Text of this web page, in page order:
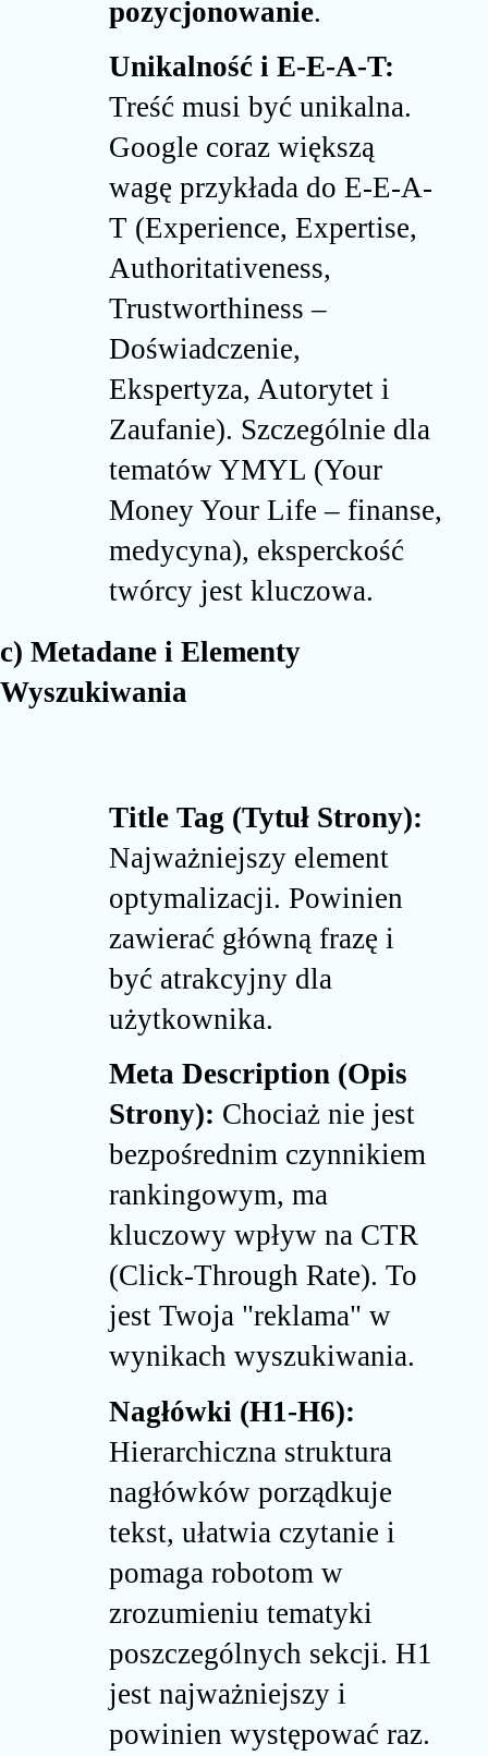
pozycjonowanie.
Unikalność i E-E-A-T:
Treść musi być unikalna.
Google coraz większą
wagę przykłada do E-E-A-
T (Experience, Expertise,
Authoritativeness,
Trustworthiness –
Doświadczenie,
Ekspertyza, Autorytet i
Zaufanie). Szczególnie dla
tematów YMYL (Your
Money Your Life – finanse,
medycyna), eksperckość
twórcy jest kluczowa.
c) Metadane i Elementy
Wyszukiwania
Title Tag (Tytuł Strony):
Najważniejszy element
optymalizacji. Powinien
zawierać główną frazę i
być atrakcyjny dla
użytkownika.
Meta Description (Opis
Strony): Chociaż nie jest
bezpośrednim czynnikiem
rankingowym, ma
kluczowy wpływ na CTR
(Click-Through Rate). To
jest Twoja "reklama" w
wynikach wyszukiwania.
Nagłówki (H1-H6):
Hierarchiczna struktura
nagłówków porządkuje
tekst, ułatwia czytanie i
pomaga robotom w
zrozumieniu tematyki
poszczególnych sekcji. H1
jest najważniejszy i
powinien występować raz.